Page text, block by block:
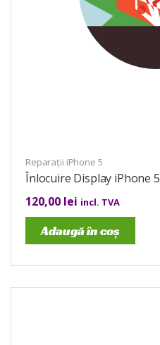
Reparații iPhone 5
Înlocuire Display iPhone 5
120,00 lei incl. TVA
Adaugă în coș